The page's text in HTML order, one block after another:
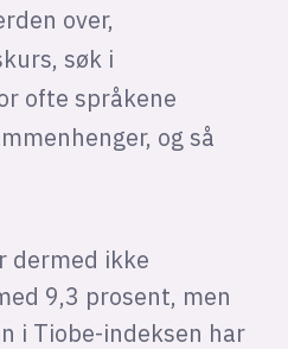
over,
søk i
ofte språkene
og så
dermed ikke
9,3 prosent, men
i Tiobe-indeksen har